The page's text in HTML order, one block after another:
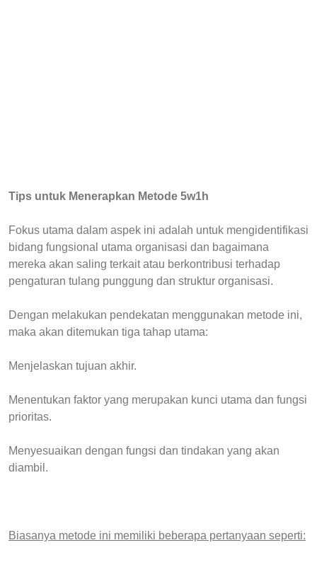
Tips untuk Menerapkan Metode 5w1h
Fokus utama dalam aspek ini adalah untuk mengidentifikasi
bidang fungsional utama organisasi dan bagaimana
mereka akan saling terkait atau berkontribusi terhadap
pengaturan tulang punggung dan struktur organisasi.
Dengan melakukan pendekatan menggunakan metode ini,
maka akan ditemukan tiga tahap utama:
Menjelaskan tujuan akhir.
Menentukan faktor yang merupakan kunci utama dan fungsi
prioritas.
Menyesuaikan dengan fungsi dan tindakan yang akan
diambil.
Biasanya metode ini memiliki beberapa pertanyaan seperti: